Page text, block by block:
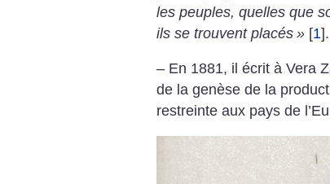
les peuples, quelles que
ils se trouvent placés » [1].
– En 1881, il écrit à Vera
de la genèse de la
restreinte aux pays de